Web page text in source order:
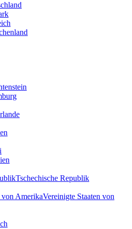
Tschechische Republik
Vereinigte Staaten von